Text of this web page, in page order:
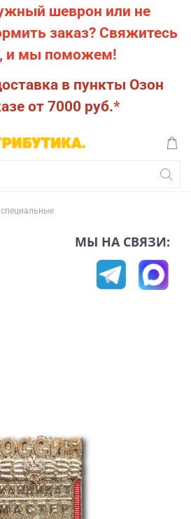
шеврон или не
заказ? Свяжитесь
и мы поможем!
в пункты Озон
от 7000 руб.*
МЫ НА СВЯЗИ: